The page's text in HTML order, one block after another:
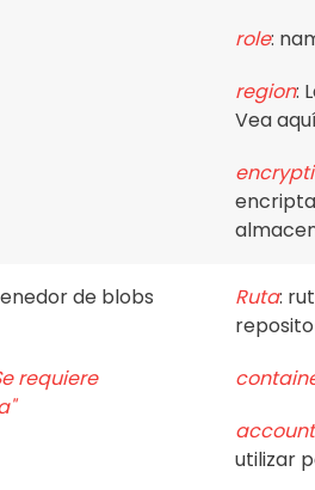
role:
region:
Vea
de blobs
requiere
Ruta:
utilizar